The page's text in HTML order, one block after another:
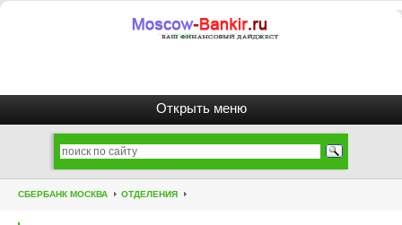
СБЕРБАНК МОСКВА ОТДЕЛЕНИЯ